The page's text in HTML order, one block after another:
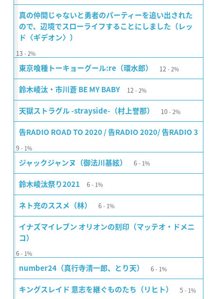
真の仲間じゃないと勇者のパーティーを追い出された
ので、辺境でスローライフすることにしました（レッ
ド〈ギデオン〉）
13 2%
東京喰種トーキョーグール:re（環水郎） 12 2%
鈴木崚汰・市川蒼 BE MY BABY 12 2%
天獄ストラグル -strayside-（村上誉那） 10 2%
告RADIO ROAD TO 2020 / 告RADIO 2020/ 告RADIO 3
9 1%
ジャックジャンヌ（御法川基絃） 6 1%
鈴木崚汰祭り2021 6 1%
ネト充のススメ（林） 6 1%
イナズマイレブン オリオンの刻印（マッテオ・ドメニ
コ）
6 1%
number24（真行寺清一郎、とり天） 6 1%
キングスレイド 意志を継ぐものたち（リヒト） 5 1%